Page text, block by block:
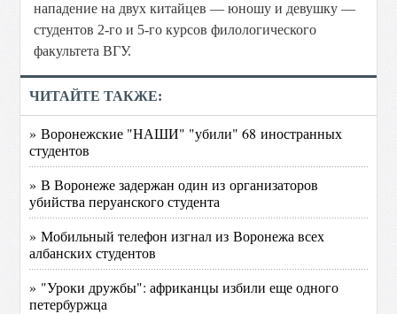
нападение на двух китайцев — юношу и девушку —
студентов 2-го и 5-го курсов филологического
факультета ВГУ.
ЧИТАЙТЕ ТАКЖЕ:
» Воронежские "НАШИ" "убили" 68 иностранных
студентов
» В Воронеже задержан один из организаторов
убийства перуанского студента
» Мобильный телефон изгнал из Воронежа всех
албанских студентов
» "Уроки дружбы": африканцы избили еще одного
петербуржца